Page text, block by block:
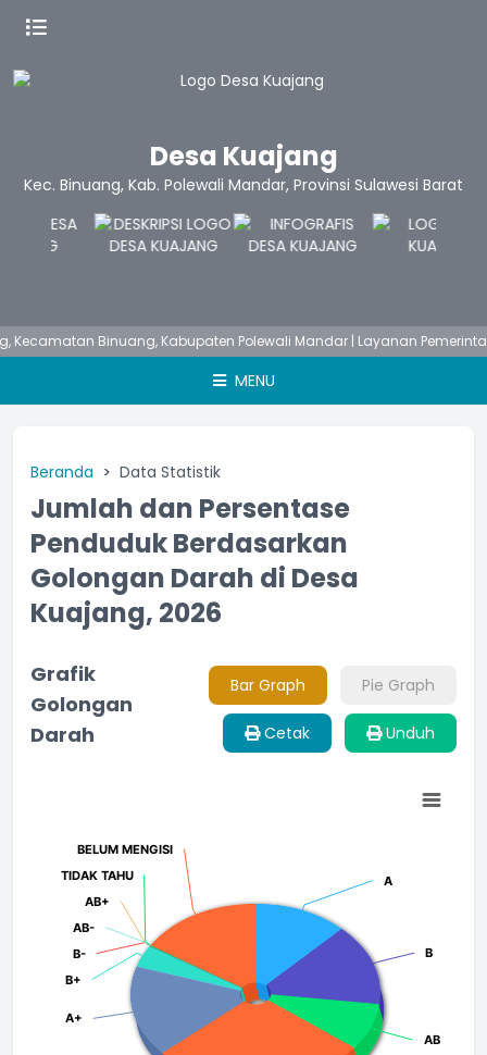
Desa Kuajang
Kec. Binuang, Kab. Polewali Mandar, Provinsi Sulawesi Barat
Binuang, Kabupaten Polewali Mandar | Layanan
MENU
Beranda Data Statistik
Jumlah dan Persentase
Penduduk Berdasarkan
Golongan Darah di Desa
Kuajang, 2026
Grafik
Golongan
Darah
Bar Graph Pie Graph
Cetak Unduh
A
A
B
B
AB
AB
A+
A+
B+
B+
B-
B-
AB+
AB+
AB-
AB-
TIDAK TAHU
TIDAK TAHU
BELUM MENGISI
BELUM MENGISI